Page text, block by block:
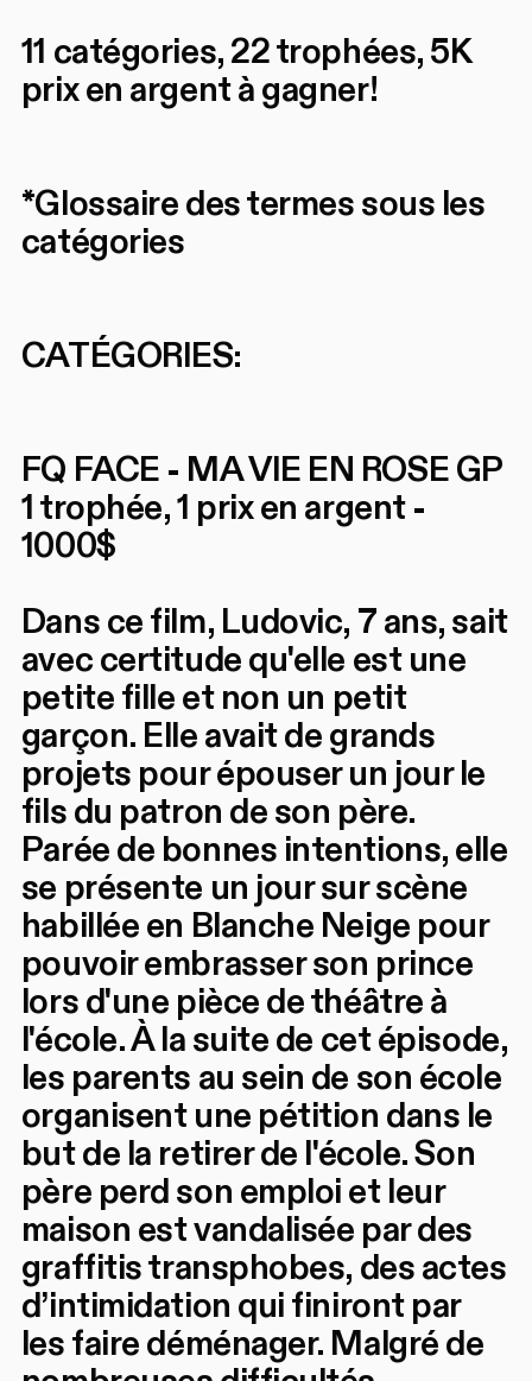
11 catégories, 22 trophées, 5K
prix en argent à gagner!
*Glossaire des termes sous les
catégories
CATÉGORIES:
FQ FACE - MA VIE EN ROSE GP
1 trophée, 1 prix en argent -
1000$
Dans ce film, Ludovic, 7 ans, sait
avec certitude qu'elle est une
petite fille et non un petit
garçon. Elle avait de grands
projets pour épouser un jour le
fils du patron de son père.
Parée de bonnes intentions, elle
se présente un jour sur scène
habillée en Blanche Neige pour
pouvoir embrasser son prince
lors d'une pièce de théâtre à
l'école. À la suite de cet épisode,
les parents au sein de son école
organisent une pétition dans le
but de la retirer de l'école. Son
père perd son emploi et leur
maison est vandalisée par des
graffitis transphobes, des actes
d’intimidation qui finiront par
les faire déménager. Malgré de